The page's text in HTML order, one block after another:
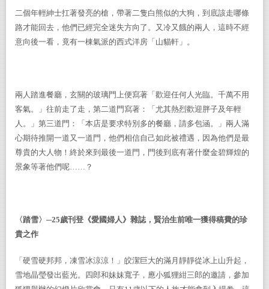
二個年輕紳士扛著發亮的槍，帶著二隻白熊似的大狗，到底該走哪條
路才能回去，他們已經完全迷失方向了。又冷又餓的兩人，這時不經
意向後一看，竟有一棟氣派的西式洋房「山貓軒」。
兩人踏進餐廳，玄關的玻璃門上便寫著「歡迎任何人光臨。千萬不用
客氣。」往前走了走，第二道門寫著：「尤其熱烈歡迎胖子及年輕
人。」第三道門：「本店是要求特別多的餐廳，請多包涵。」兩人滿
心期待推開一道又一道門，他們相信自己如此被禮遇，因為他們是最
尊貴的大人物！終於來到最後一道門，門後到底有著什麼金碧輝煌的
景象等著他們呢……？
〈踏雪〉─25歲刊登《愛國婦人》雜誌，賢治生前唯一獲得稿費的珍
貴之作
「硬雪硬邦邦，凍雪冰涼涼！」皎潔巨大的滿月靜靜從冰上山升起，
雪地晶瑩發出藍光。四郎和妹妹寬子，應小狐狸紺三郎的邀請，參加